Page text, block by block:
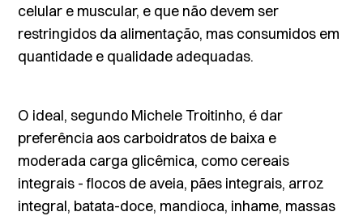
celular e muscular, e que não devem ser
restringidos da alimentação, mas consumidos em
quantidade e qualidade adequadas.
O ideal, segundo Michele Troitinho, é dar
preferência aos carboidratos de baixa e
moderada carga glicêmica, como cereais
integrais - flocos de aveia, pães integrais, arroz
integral, batata-doce, mandioca, inhame, massas